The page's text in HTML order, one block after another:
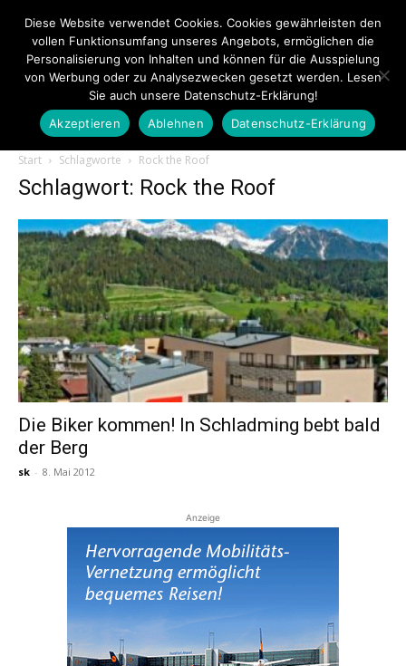
Touristiknews.de
Touristiknews
und
Start Schlagworte Rock the Roof
Schlagwort: Rock the Roof
Die Biker kommen! In Schladming bebt bald
der Berg
sk - 8. Mai 2012
Anzeige
Diese Website verwendet Cookies. Cookies gewährleisten den
vollen Funktionsumfang unseres Angebots, ermöglichen die
Personalisierung von Inhalten und können für die Ausspielung
von Werbung oder zu Analysezwecken gesetzt werden. Lesen
Sie auch unsere Datenschutz-Erklärung!
Akzeptieren
Ablehnen Datenschutz-Erklärung